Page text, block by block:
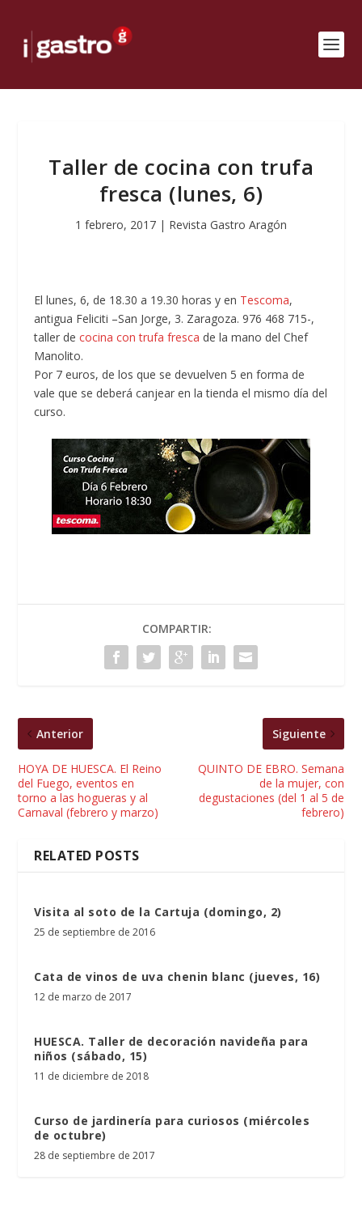
Taller de cocina con trufa
fresca (lunes, 6)
1 febrero, 2017 | Revista Gastro Aragón
El lunes, 6, de 18.30 a 19.30 horas y en Tescoma,
antigua Feliciti –San Jorge, 3. Zaragoza. 976 468 715-,
taller decocina con trufa fresca de la mano del Chef
Manolito.
Por 7 euros, de los que se devuelven 5 en forma de
vale que se deberá canjear en la tienda el mismo día del
curso.
COMPARTIR:
Anterior
HOYA DE HUESCA. El Reino
del Fuego, eventos en
torno a las hogueras y al
Carnaval (febrero y marzo)
Siguiente
QUINTO DE EBRO. Semana
de la mujer, con
degustaciones (del 1 al 5 de
febrero)
RELATED POSTS
Visita al soto de la Cartuja (domingo, 2)
25 de septiembre de 2016
Cata de vinos de uva chenin blanc (jueves, 16)
12 de marzo de 2017
HUESCA. Taller de decoración navideña para
niños (sábado, 15)
11 de diciembre de 2018
Curso de jardinería para curiosos (miércoles
de octubre)
28 de septiembre de 2017